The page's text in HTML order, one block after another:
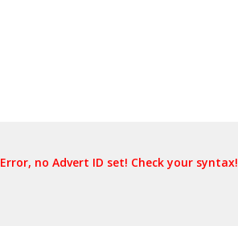
Error, no Advert ID set! Check your syntax!